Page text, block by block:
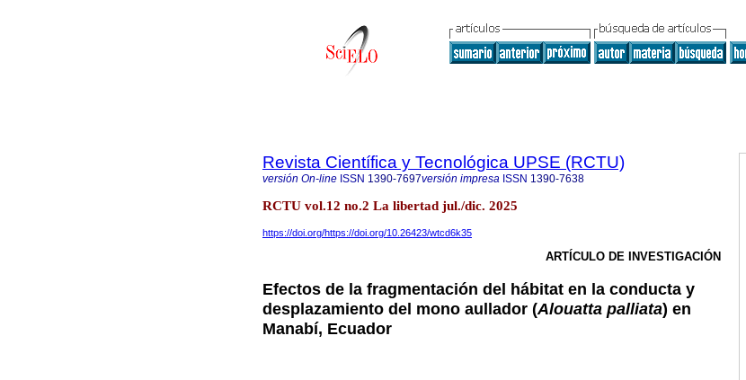
Revista Científica y Tecnológica UPSE (RCTU)
versión On-line ISSN 1390-7697versión impresa ISSN 1390-7638
RCTU vol.12 no.2 La libertad jul./dic. 2025
https://doi.org/https://doi.org/10.26423/wtcd6k35
ARTÍCULO DE INVESTIGACIÓN
Efectos de la fragmentación del hábitat en la conducta y
desplazamiento del mono aullador (Alouatta palliata) en
Manabí, Ecuador